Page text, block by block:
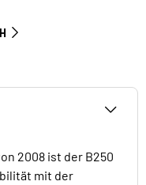
2008 ist der B250
mit der